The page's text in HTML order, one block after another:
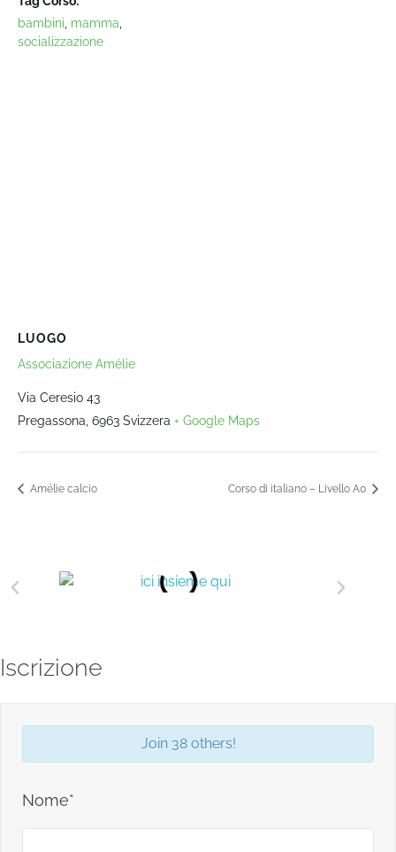
bambini mamma
socializzazione
LUOGO
Associazione Amélie
Via Ceresio 43
Pregassona 6963 Svizzera + Google Maps
Amélie calcio Corso di italiano – Livello A0
Iscrizione
Join 38 others!
Nome*